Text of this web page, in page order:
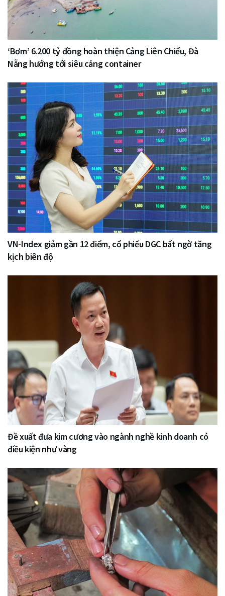
‘Bơm’ 6.200 tỷ đồng hoàn thiện Cảng Liên Chiểu, Đà
Nẵng hướng tới siêu cảng container
VN-Index giảm gần 12 điểm, cổ phiếu DGC bất ngờ tăng
kịch biên độ
Đề xuất đưa kim cương vào ngành nghề kinh doanh có
điều kiện như vàng